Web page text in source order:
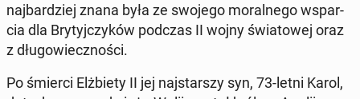
naj­bar­dziej znana była ze swojego mo­ral­ne­go wspar­
cia dla Bry­tyj­czy­ków podczas II wojny świa­to­wej oraz
z dłu­go­wiecz­no­ści.
Po śmierci Elż­bie­ty II jej naj­star­szy syn, 73-letni Karol,